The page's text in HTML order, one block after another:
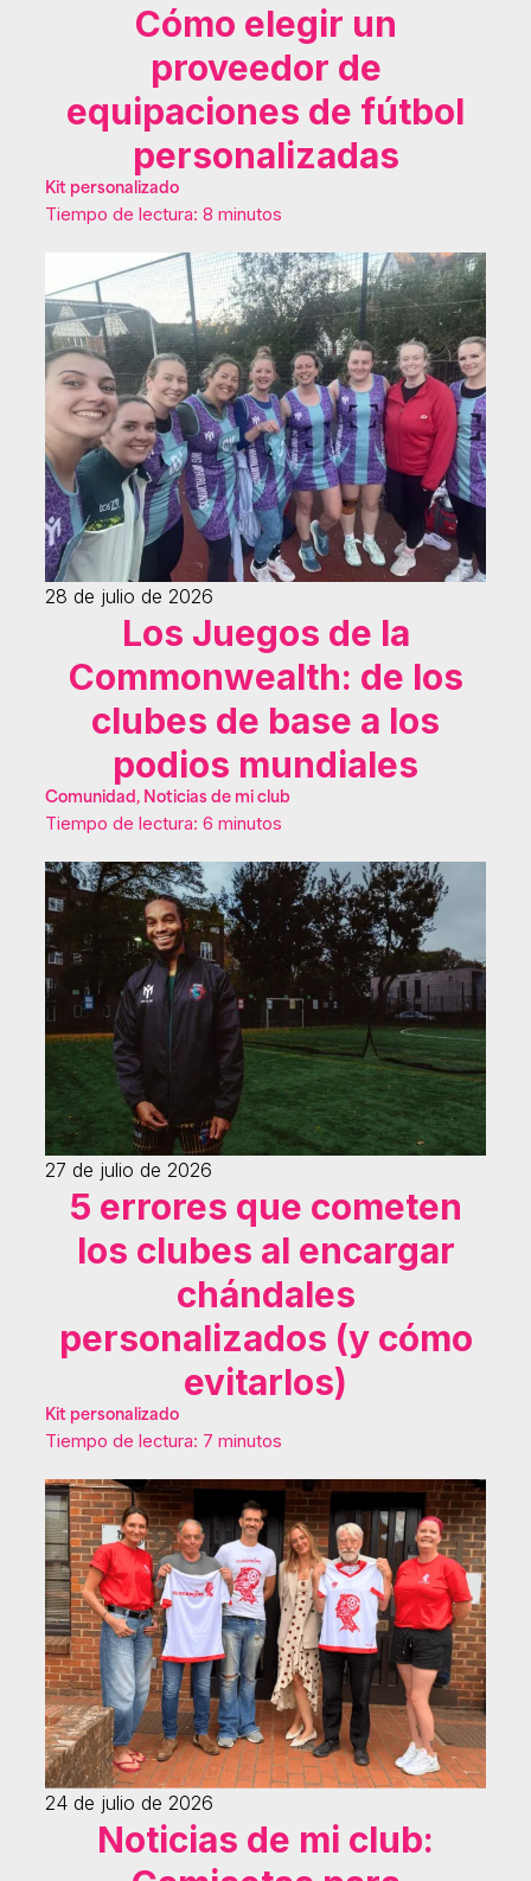
Cómo elegir un
proveedor de
equipaciones de fútbol
personalizadas
Kit personalizado
Tiempo de lectura: 8 minutos
28 de julio de 2026
Los Juegos de la
Commonwealth: de los
clubes de base a los
podios mundiales
Comunidad, Noticias de mi club
Tiempo de lectura: 6 minutos
27 de julio de 2026
5 errores que cometen
los clubes al encargar
chándales
personalizados (y cómo
evitarlos)
Kit personalizado
Tiempo de lectura: 7 minutos
24 de julio de 2026
Noticias de mi club: